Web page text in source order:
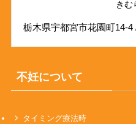
きむ
栃木県宇都宮市花園町14-4
不妊について
タイミング療法時